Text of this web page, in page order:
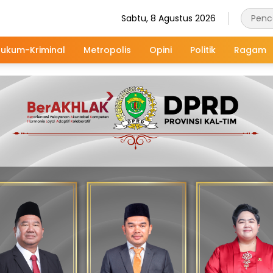
Sabtu, 8 Agustus 2026
Kriminal Metropolis Opini Politik Ragam